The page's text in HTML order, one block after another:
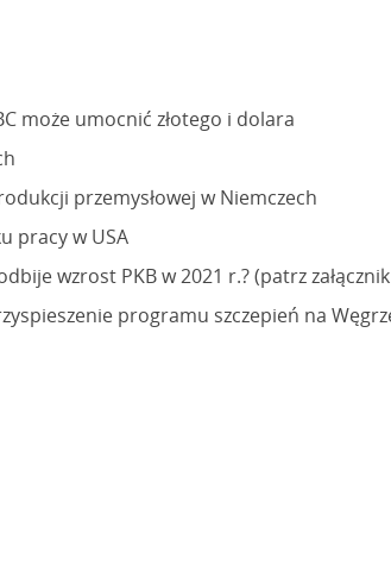
może umocnić złotego i dolara
przemysłowej w Niemczech
pracy w USA
wzrost PKB w 2021 r.? (patrz
programu szczepień na